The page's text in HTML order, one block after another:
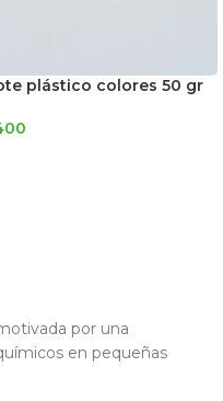
plástico colores 50 gr
por una
en pequeñas